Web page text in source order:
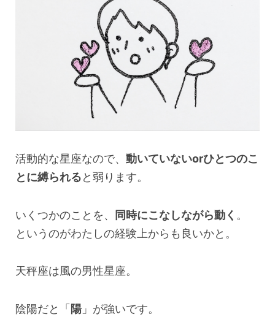
活動的な星座なので、 動いていないorひとつのこ
とに縛られると弱ります。
いくつかのことを、 同時にこなしながら動く 。
というのがわたしの経験上からも良いかと。
天秤座は風の男性星座。
陰陽だと「陽 」が強いです。